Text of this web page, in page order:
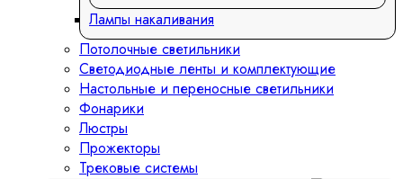
Лампы накаливания
Потолочные светильники
Светодиодные ленты и комплектующие
Настольные и переносные светильники
Фонарики
Люстры
Прожекторы
Трековые системы